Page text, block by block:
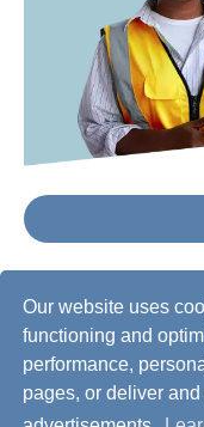
Our website uses
functioning and
performance,
pages, or deliver
©2026